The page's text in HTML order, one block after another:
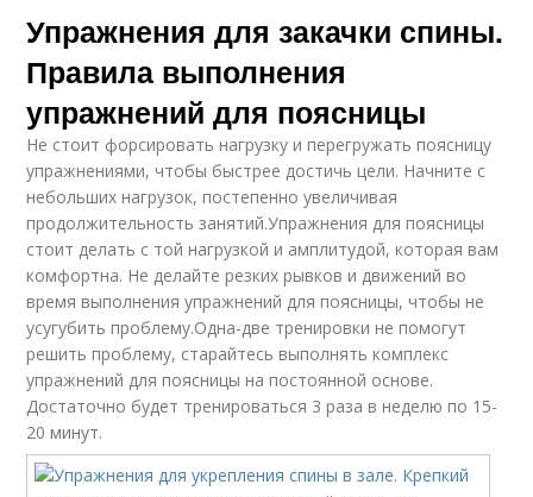
Упражнения для закачки спины.
Правила выполнения
упражнений для поясницы
Не стоит форсировать нагрузку и перегружать поясницу
упражнениями, чтобы быстрее достичь цели. Начните с
небольших нагрузок, постепенно увеличивая
продолжительность занятий.Упражнения для поясницы
стоит делать с той нагрузкой и амплитудой, которая вам
комфортна. Не делайте резких рывков и движений во
время выполнения упражнений для поясницы, чтобы не
усугубить проблему.Одна-две тренировки не помогут
решить проблему, старайтесь выполнять комплекс
упражнений для поясницы на постоянной основе.
Достаточно будет тренироваться 3 раза в неделю по 15-
20 минут.